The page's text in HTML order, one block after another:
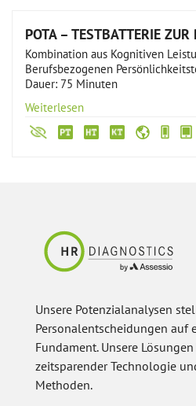
POTA – TESTBATTERIE
Kombination aus Kognitiven
Berufsbezogenen
Dauer: 75 Minuten
Weiterlesen
Unsere Potenzialanalysen
Personalentscheidungen auf
Fundament. Unsere
zeitsparender Technologie
Methoden.